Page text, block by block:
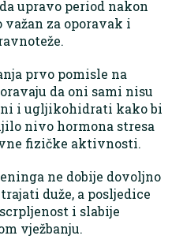
upravo period nakon
važan za oporavak i
prvo pomisle na
da oni sami nisu
i ugljikohidrati kako bi
nivo hormona stresa
fizičke aktivnosti.
ne dobije dovoljno
duže, a posljedice
i slabije
vježbanju.